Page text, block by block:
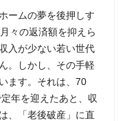
ームの夢を後押しす
々の返済額を抑えら
入が少ない若い世代
。しかし、その手軽
ます。それは、70
年を迎えたあと、収
、「老後破産」に直